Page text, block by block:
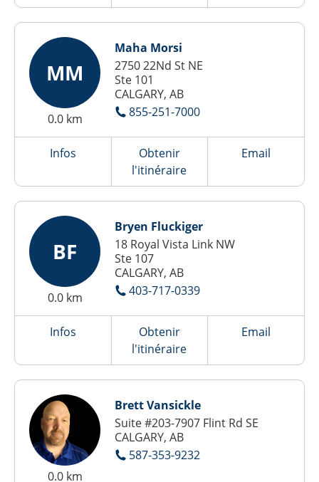
MM
0.0 km
Maha Morsi
2750 22Nd St NE
Ste 101
CALGARY, AB
855-251-7000
Infos
Obtenir
l'itinéraire
Email
BF
0.0 km
Bryen Fluckiger
18 Royal Vista Link NW
Ste 107
CALGARY, AB
403-717-0339
Infos
Obtenir
l'itinéraire
Email
0.0 km
Brett Vansickle
Suite #203-7907 Flint Rd SE
CALGARY, AB
587-353-9232